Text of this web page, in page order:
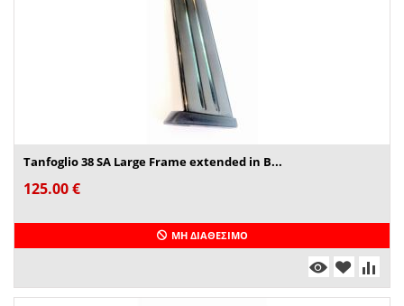
Tanfoglio 38 SA Large Frame extended in B...
125.00€
ΜΗ ΔΙΑΘΈΣΙΜΟ